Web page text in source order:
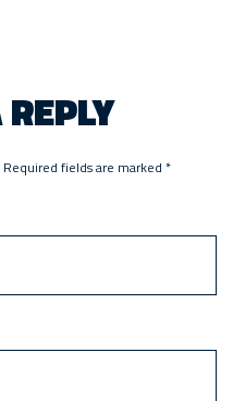
Required fields are marked *